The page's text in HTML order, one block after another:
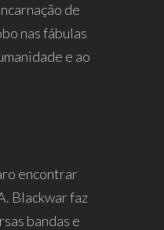
de
nas fábulas
e ao
encontrar
Blackwar faz
bandas e